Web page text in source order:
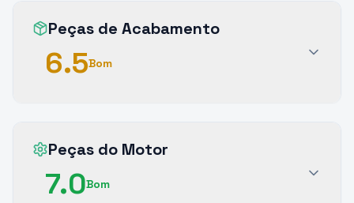
Peças de Acabamento
6.5Bom
Peças do Motor
7.0Bom